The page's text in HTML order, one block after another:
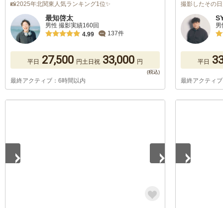
📸2025年北関東人気ランキング1位✨
最知啓太
男性 撮影実績160回
4.99
137件
平日 27,500 円土日祝 33,000 円
最終アクティブ：6時間以内
撮影したその
平日
最終アクティ